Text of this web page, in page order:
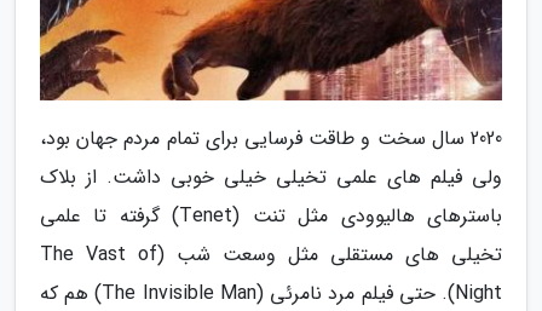
2020 سال سخت و طاقت فرسایی برای تمام مردم جهان بود،
ولی فیلم های علمی تخیلی خیلی خوبی داشت. از بلاک
باسترهای هالیوودی مثل تنت (Tenet) گرفته تا علمی
تخیلی های مستقلی مثل وسعت شب (The Vast of
Night). حتی فیلم مرد نامرئی (The Invisible Man) هم که